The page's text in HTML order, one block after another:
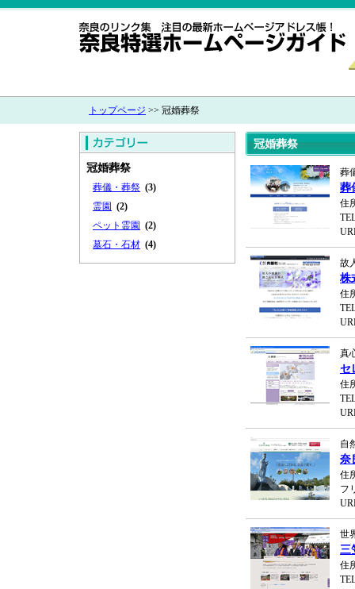
トップページ >> 冠婚葬祭
冠婚葬祭
葬儀・葬祭 (3)
霊園 (2)
ペット霊園 (2)
墓石・石材 (4)
冠婚葬祭
葬
葬
住
故
株
住
真
セ
住
自
奈
住
フ
世
三
住